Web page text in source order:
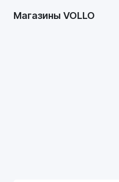
Магазины VOLLO